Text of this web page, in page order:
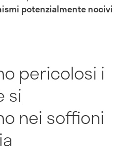
potenzialmente nocivi
pericolosi i
si
nei soffioni